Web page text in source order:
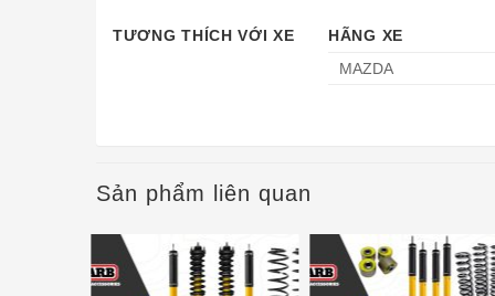
TƯƠNG THÍCH VỚI XE HÃNG XE
MAZDA
Sản phẩm liên quan